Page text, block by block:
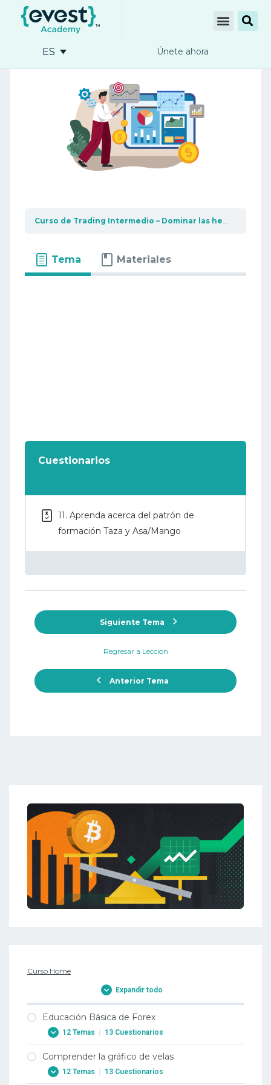
ES Únete ahora
Curso de Trading Intermedio – Dominar las herramientas de trading
Tema Materiales
Cuestionarios
11. Aprenda acerca del patrón de
formación Taza y Asa/Mango
Anterior Tema
Regresar a Leccion
Siguiente Tema
Curso Home
Expandir todo
Educación Básica de Forex
12 Temas | 13 Cuestionarios
1. Por qué operar con Forex?
Comprender la gráfico de velas
12 Temas | 13 Cuestionarios